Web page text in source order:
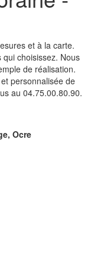
et à la carte.
choisissez. Nous
de réalisation.
personnalisée de
au 04.75.00.80.90.
Ocre